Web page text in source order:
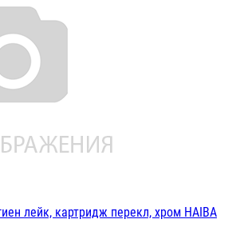
лейк, картридж перекл, хром HAIBA